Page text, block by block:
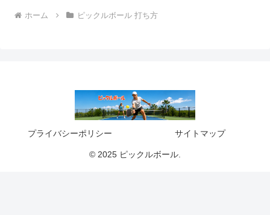
ホーム ピックルボール 打ち方
プライバシーポリシー サイトマップ
© 2025 ピックルボール.